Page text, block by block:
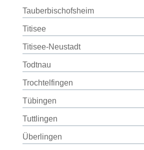
Tauberbischofsheim
Titisee
Titisee-Neustadt
Todtnau
Trochtelfingen
Tübingen
Tuttlingen
Überlingen